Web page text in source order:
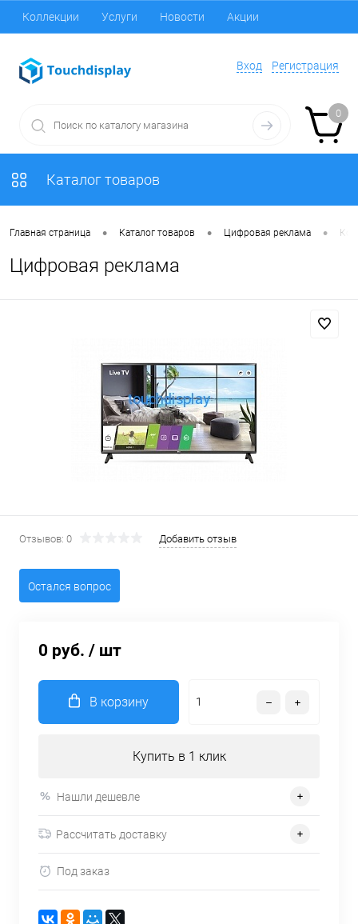
Коллекции Услуги Новости Акции
Вход Регистрация
0
Каталог товаров
Главная страница • Каталог товаров • Цифровая реклама •
Цифровая реклама
Отзывов: 0 Добавить отзыв
Остался вопрос
0 руб. / шт
В корзину
Купить в 1 клик
Нашли дешевле
Рассчитать доставку
Под заказ